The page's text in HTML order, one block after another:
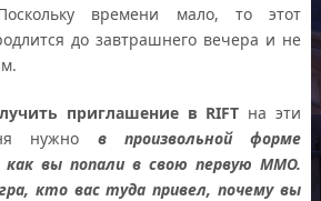
времени мало, то этот
до завтрашнего вечера и не
приглашение в RIFT на эти
нужно в произвольной форме
как вы попали в свою первую ММО.
кто вас туда привел, почему вы